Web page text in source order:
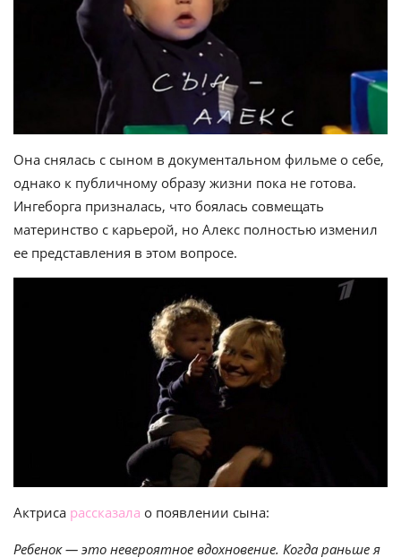
Она снялась с сыном в документальном фильме о себе,
однако к публичному образу жизни пока не готова.
Ингеборга призналась, что боялась совмещать
материнство с карьерой, но Алекс полностью изменил
ее представления в этом вопросе.
Актриса рассказала о появлении сына:
Ребенок — это невероятное вдохновение. Когда раньше я